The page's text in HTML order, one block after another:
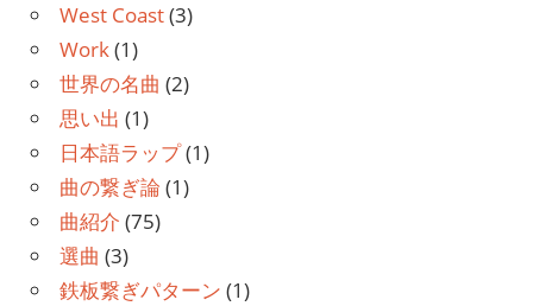
West Coast(3)
Work(1)
世界の名曲 (2)
思い出 (1)
日本語ラップ(1)
曲の繋ぎ論 (1)
曲紹介 (75)
選曲 (3)
鉄板繋ぎパターン (1)